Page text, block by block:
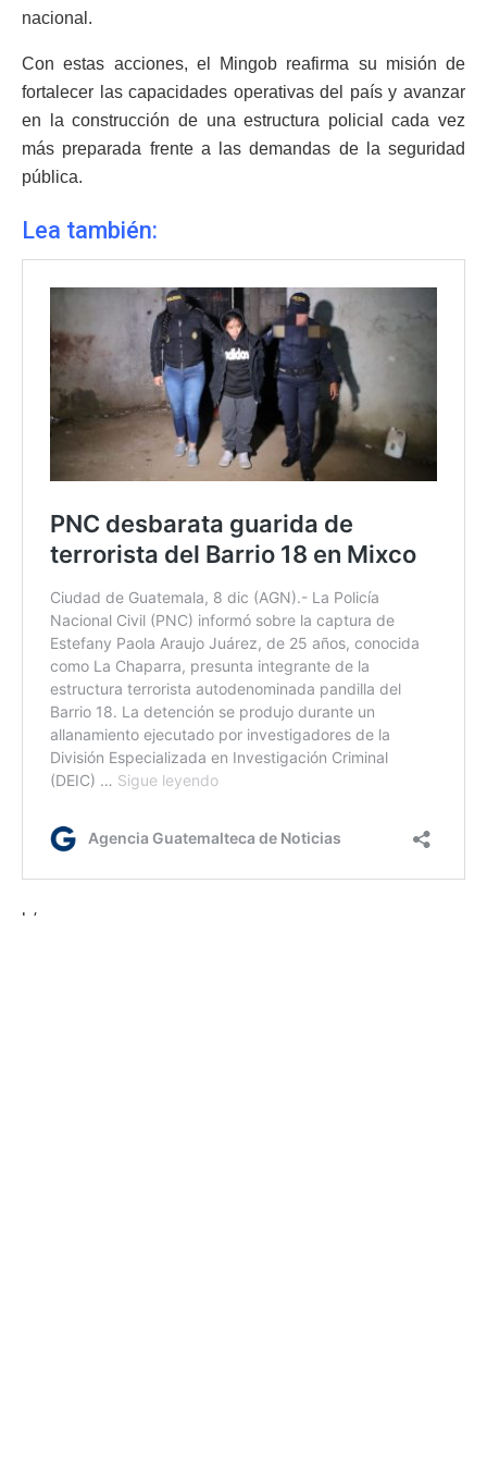
nacional.
Con estas acciones, el Mingob reafirma su misión de
fortalecer las capacidades operativas del país y avanzar
en la construcción de una estructura policial cada vez
más preparada frente a las demandas de la seguridad
pública.
Lea también:
lr/rm